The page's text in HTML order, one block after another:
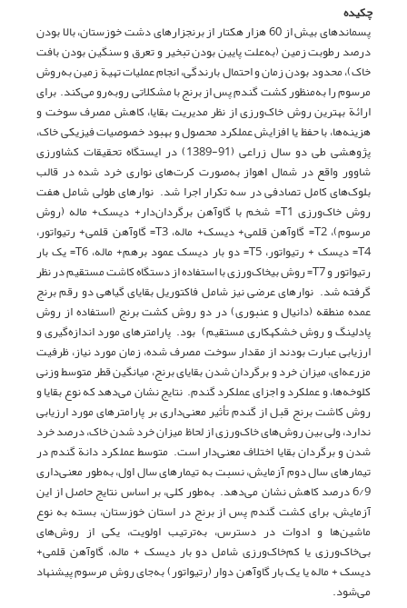
چکیده
پسماندهای بیش از 60 هزار هکتار از برنج­زارهای دشت خوزستان، بالا بودن
درصد رطوبت زمین (به‌علت پایین بودن تبخیر و تعرق و سنگین بودن بافت
خاک)، محدود بودن زمان و احتمال بارندگی، انجام عملیات تهیة زمین به‌روش
مرسوم را به‌منظور کشت گندم پس از برنج با مشکلاتی روبه‌رو می‌کند. برای
ارائة بهترین روش خاک‌ورزی از نظر مدیریت بقایا، کاهش مصرف سوخت و
هزینه‌ها، با حفظ یا افزایش عملکرد محصول و بهبود خصوصیات فیزیکی خاک،
پژوهشی طی دو سال زراعی (91-1389) در ایستگاه تحقیقات کشاورزی
شاوور واقع در شمال اهواز به‌صورت کرت‌های نواری خرد شده در قالب
بلوک‌های کامل تصادفی در سه تکرار اجرا شد. نوارهای طولی شامل هفت
روش خاک‌ورزی T1= شخم با گاوآهن برگردان‌دار+ دیسک+ ماله (روش
مرسوم)، T2= گاوآهن قلمی‌+ دیسک+ ماله، T3= گاوآهن قلمی‌+ رتیواتور،
T4= دیسک + رتیواتور، T5= دو بار دیسک عمود برهم+ ماله، T6= یک ­بار
رتیواتور و T7= روش بی­خاک‌ورزی با استفاده از دستگاه کاشت مستقیم در نظر
گرفته شد. نوارهای عرضی نیز شامل فاکتوریل بقایای گیاهی دو رقم برنج
عمده منطقه (دانیال و عنبوری) در دو روش کشت برنج (استفاده از روش
پادلینگ و روش خشکه­کاری مستقیم) بود. پارامترهای مورد اندازه‌گیری و
ارزیابی عبارت بودند از مقدار سوخت مصرف شده، زمان مورد نیاز، ظرفیت
مزرعه‌ای، میزان خرد و برگردان شدن بقایای برنج، میانگین قطر متوسط وزنی
کلوخه‌ها، و عملکرد و اجزای عملکرد گندم. نتایج نشان می‌دهد که نوع بقایا و
روش کاشت برنج قبل از گندم تأثیر معنی‌داری بر پارامترهای مورد ارزیابی
ندارد، ولی بین روش‌های خاک‌ورزی از لحاظ میزان خرد شدن خاک، درصد خرد
شدن و برگردان بقایا اختلاف معنی‌دار است. متوسط عملکرد دانة گندم در
تیمارهای سال دوم آزمایش، نسبت به تیمارهای سال اول، به‌طور معنی‌داری
6/9 درصد کاهش نشان می‌دهد. به‌طور کلی، بر اساس نتایج حاصل از این
آزمایش، برای کشت گندم پس از برنج در استان خوزستان، بسته به نوع
ماشین‌ها و ادوات در دسترس، به‌ترتیب اولویت، یکی از روش‌های
بی‌خاک‌ورزی یا کم‌خاک‌ورزی شامل دو بار دیسک + ماله، گاوآهن قلمی‌+
دیسک + ماله یا یک‌ بار گاوآهن دوار (رتیواتور) به‌جای روش مرسوم پیشنهاد
می‌شود.